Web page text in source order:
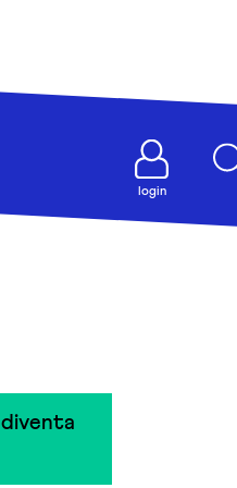
login